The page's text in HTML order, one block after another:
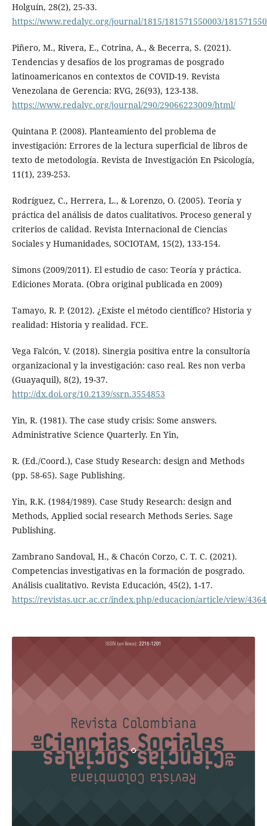
Holguín, 28(2), 25-33.
https://www.redalyc.org/journal/1815/181571550003/
Piñero, M., Rivera, E., Cotrina, A., & Becerra, S. (2021).
Tendencias y desafíos de los programas de posgrado
latinoamericanos en contextos de COVID-19. Revista
Venezolana de Gerencia: RVG, 26(93), 123-138.
https://www.redalyc.org/journal/290/29066223009/html/
Quintana P. (2008). Planteamiento del problema de
investigación: Errores de la lectura superficial de libros de
texto de metodología. Revista de Investigación En Psicología,
11(1), 239-253.
Rodríguez, C., Herrera, L., & Lorenzo, O. (2005). Teoría y
práctica del análisis de datos cualitativos. Proceso general y
criterios de calidad. Revista Internacional de Ciencias
Sociales y Humanidades, SOCIOTAM, 15(2), 133-154.
Simons (2009/2011). El estudio de caso: Teoría y práctica.
Ediciones Morata. (Obra original publicada en 2009)
Tamayo, R. P. (2012). ¿Existe el método científico? Historia y
realidad: Historia y realidad. FCE.
Vega Falcón, V. (2018). Sinergia positiva entre la consultoría
organizacional y la investigación: caso real. Res non verba
(Guayaquil), 8(2), 19-37.
http://dx.doi.org/10.2139/ssrn.3554853
Yin, R. (1981). The case study crisis: Some answers.
Administrative Science Quarterly. En Yin,
R. (Ed./Coord.), Case Study Research: design and Methods
(pp. 58-65). Sage Publishing.
Yin, R.K. (1984/1989). Case Study Research: design and
Methods, Applied social research Methods Series. Sage
Publishing.
Zambrano Sandoval, H., & Chacón Corzo, C. T. C. (2021).
Competencias investigativas en la formación de posgrado.
Análisis cualitativo. Revista Educación, 45(2), 1-17.
https://revistas.ucr.ac.cr/index.php/educacion/article/view/